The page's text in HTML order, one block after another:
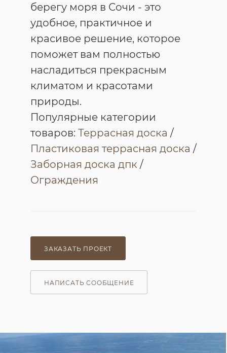
берегу моря в Сочи - это
удобное, практичное и
красивое решение, которое
поможет вам полностью
насладиться прекрасным
климатом и красотами
природы.
Популярные категории
товаров: Террасная доска /
Пластиковая террасная доска /
Заборная доска дпк /
Ограждения
ЗАКАЗАТЬ ПРОЕКТ
НАПИСАТЬ СООБЩЕНИЕ